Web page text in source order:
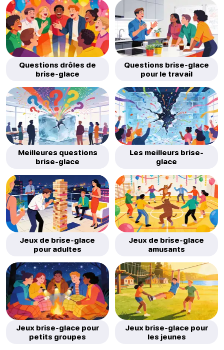
Questions drôles de
brise-glace
Questions brise-glace
pour le travail
Meilleures questions
brise-glace
Les meilleurs brise-
glace
Jeux de brise-glace
pour adultes
Jeux de brise-glace
amusants
Jeux brise-glace pour
petits groupes
Jeux brise-glace pour
les jeunes